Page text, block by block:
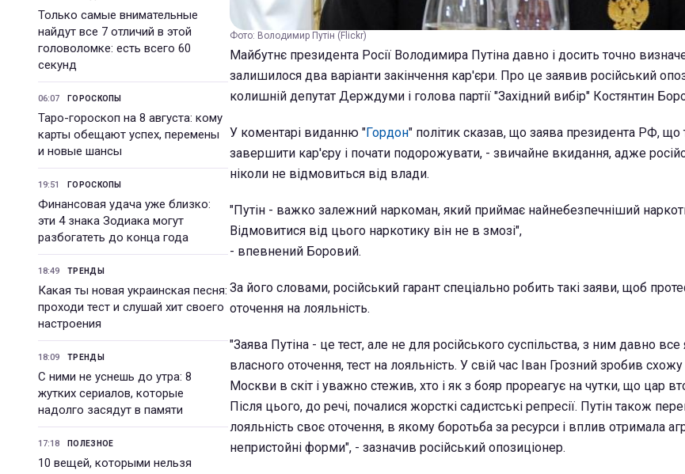
Только самые внимательные
найдут все 7 отличий в этой
головоломке: есть всего 60
секунд
06:07 ГОРОСКОПЫ
Таро-гороскоп на 8 августа: кому
карты обещают успех, перемены
и новые шансы
19:51 ГОРОСКОПЫ
Финансовая удача уже близко:
эти 4 знака Зодиака могут
разбогатеть до конца года
18:49 ТРЕНДЫ
Какая ты новая украинская песня:
проходи тест и слушай хит своего
настроения
18:09 ТРЕНДЫ
С ними не уснешь до утра: 8
жутких сериалов, которые
надолго засядут в памяти
17:18 ПОЛЕЗНОЕ
10 вещей, которыми нельзя
Фото: Володимир Путін (Flickr)
Майбутнє президента Росії Володимира Путіна давно і досить точно
залишилося два варіанти закінчення кар'єри. Про це заявив російський
колишній депутат Держдуми і голова партії "Західний вибір" Костянтин
У коментарі виданню "Гордон" політик сказав, що заява президента РФ, що
завершити кар'єру і почати подорожувати, - звичайне вкидання, адже
ніколи не відмовиться від влади.
"Путін - важко залежний наркоман, який приймає найнебезпечніший
Відмовитися від цього наркотику він не в змозі",
- впевнений Боровий.
За його словами, російський гарант спеціально робить такі заяви, щоб
оточення на лояльність.
"Заява Путіна - це тест, але не для російського суспільства, з ним давно
власного оточення, тест на лояльність. У свій час Іван Грозний зробив
Москви в скіт і уважно стежив, хто і як з бояр прореагує на чутки, що цар
Після цього, до речі, почалися жорсткі садистські репресії. Путін також
лояльність своє оточення, в якому боротьба за ресурси і вплив отримала
непристойні форми", - зазначив російський опозиціонер.